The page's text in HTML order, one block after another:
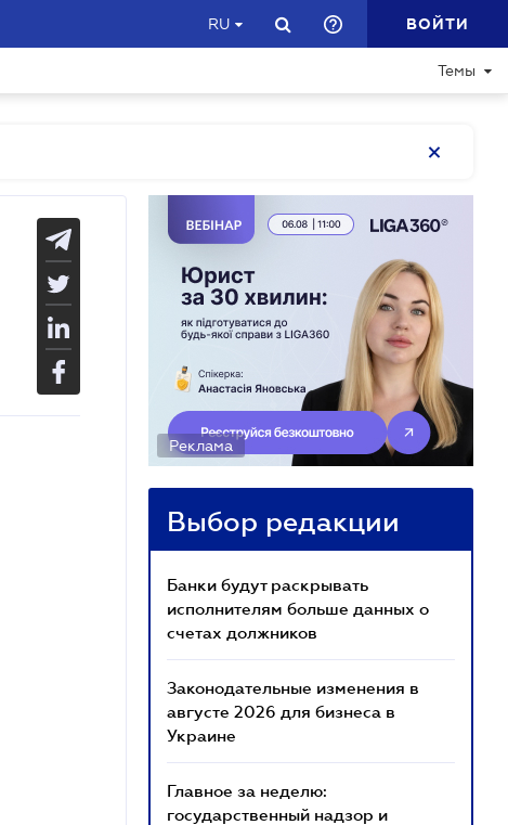
RU ВОЙТИ
Темы
Реклама
Выбор редакции
Банки будут раскрывать
исполнителям больше данных о
счетах должников
Законодательные изменения в
августе 2026 для бизнеса в
Украине
Главное за неделю:
государственный надзор и